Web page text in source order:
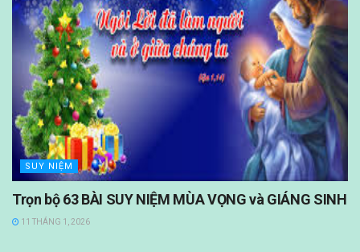
SUY NIỆM
Trọn bộ 63 BÀI SUY NIỆM MÙA VỌNG và GIÁNG SINH
11 THÁNG 1, 2026